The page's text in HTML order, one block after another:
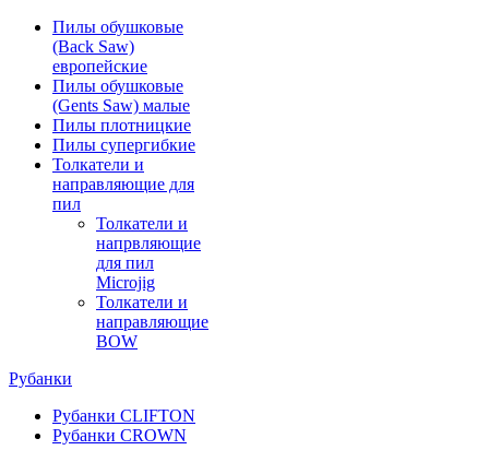
Пилы обушковые
(Back Saw)
европейские
Пилы обушковые
(Gents Saw) малые
Пилы плотницкие
Пилы супергибкие
Толкатели и
направляющие для
пил
Толкатели и
напрвляющие
для пил
Microjig
Толкатели и
направляющие
BOW
Рубанки
Рубанки CLIFTON
Рубанки CROWN